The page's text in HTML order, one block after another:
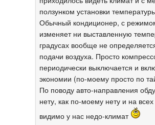
ползунком установки
Обычный кондиционер, с
изменяет ни выставленную
градусах вообще не
подачи воздуха. Просто
периодически выключается и
экономии (по-моему просто по
По поводу авто-направления
нету, как по-моему нету и на
видимо у нас недо-климат